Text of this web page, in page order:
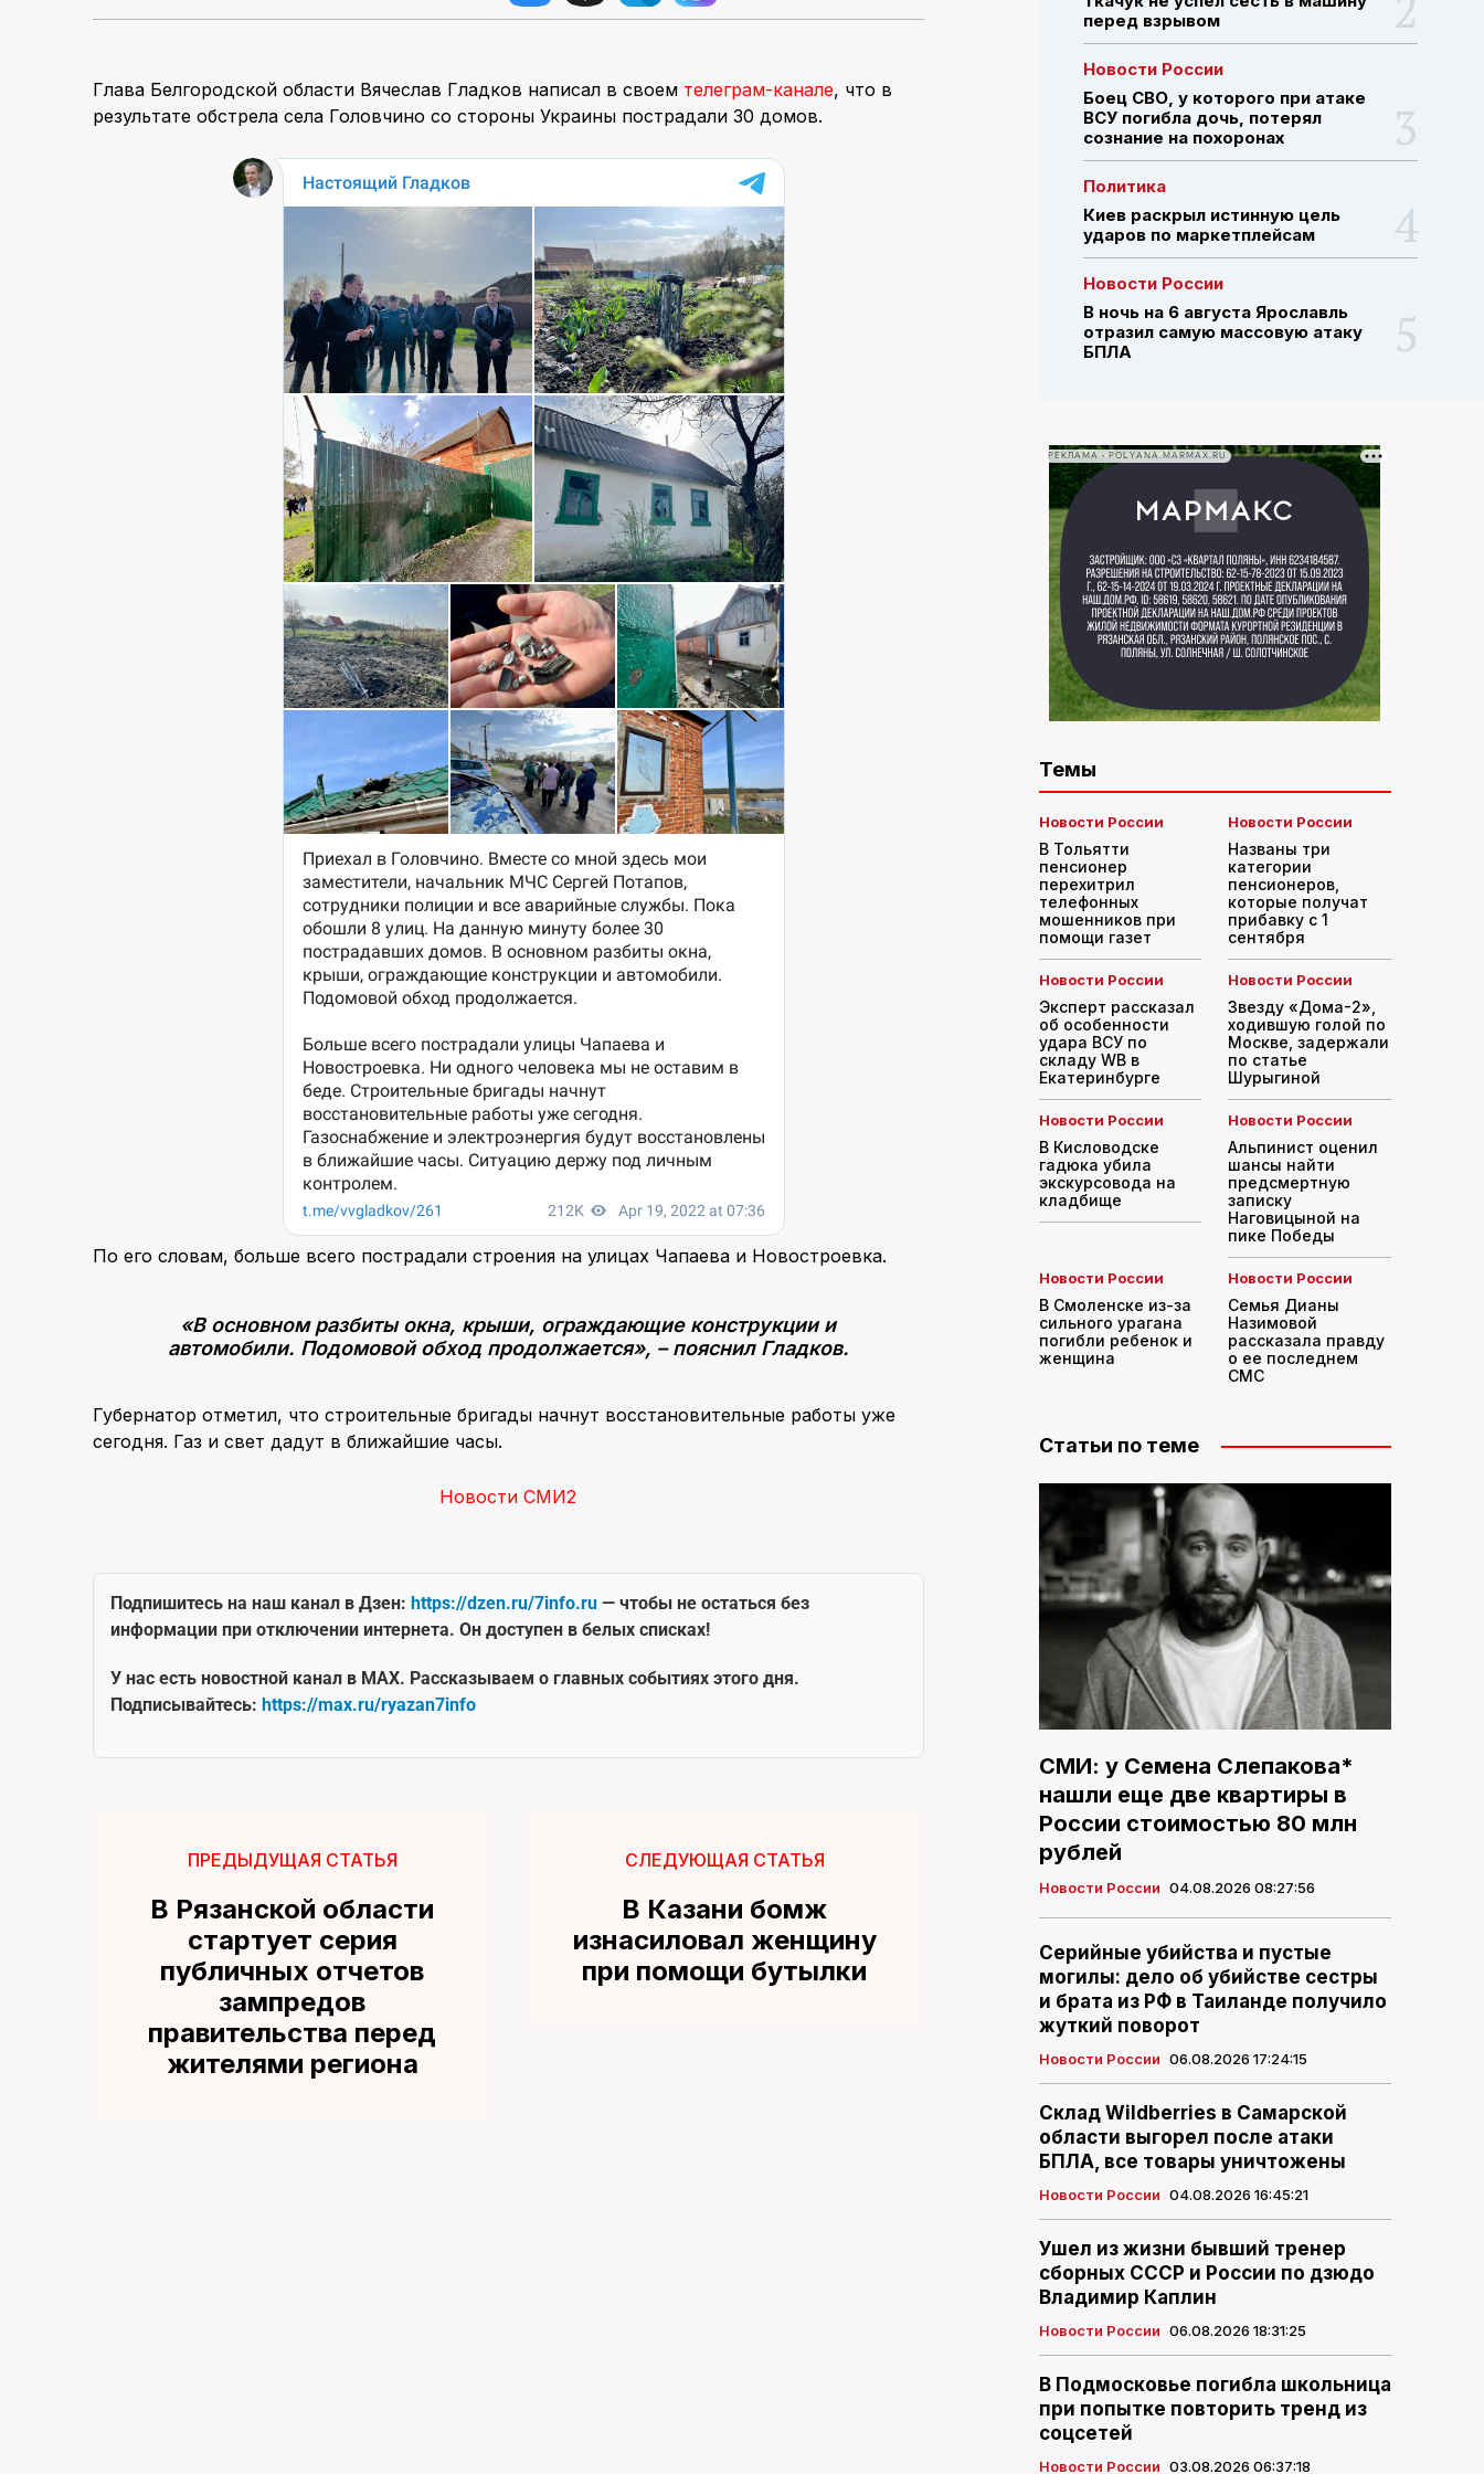
ПОИСК ПО САЙТУ
Глава Белгородской области Вячеслав Гладков написал в своем телеграм-канале, что в
результате обстрела села Головчино со стороны Украины пострадали 30 домов.
По его словам, больше всего пострадали строения на улицах Чапаева и Новостроевка.
«В основном разбиты окна, крыши, ограждающие конструкции и
автомобили. Подомовой обход продолжается», – пояснил Гладков.
Губернатор отметил, что строительные бригады начнут восстановительные работы уже
сегодня. Газ и свет дадут в ближайшие часы.
Новости СМИ2
Подпишитесь на наш канал в Дзен: https://dzen.ru/7info.ru — чтобы не остаться без
информации при отключении интернета. Он доступен в белых списках!
У нас есть новостной канал в MAX. Рассказываем о главных событиях этого дня.
Подписывайтесь: https://max.ru/ryazan7info
ПРЕДЫДУЩАЯ СТАТЬЯ
В Рязанской области
стартует серия
публичных отчетов
зампредов
правительства перед
жителями региона
СЛЕДУЮЩАЯ СТАТЬЯ
В Казани бомж
изнасиловал женщину
при помощи бутылки
перед взрывом
Новости России
Боец СВО, у которого при атаке
ВСУ погибла дочь, потерял
сознание на похоронах
Политика
Киев раскрыл истинную цель
ударов по маркетплейсам
Новости России
В ночь на 6 августа Ярославль
отразил самую массовую атаку
БПЛА
РЕКЛАМА • POLYANA.MARMAX.RU
Темы
Новости России
В Тольятти
пенсионер
перехитрил
телефонных
мошенников при
помощи газет
Новости России
Названы три
категории
пенсионеров,
которые получат
прибавку с 1
сентября
Новости России
Эксперт рассказал
об особенности
удара ВСУ по
складу WB в
Екатеринбурге
Новости России
Звезду «Дома-2»,
ходившую голой по
Москве, задержали
по статье
Шурыгиной
Новости России
В Кисловодске
гадюка убила
экскурсовода на
кладбище
Новости России
Альпинист оценил
шансы найти
предсмертную
записку
Наговицыной на
пике Победы
Новости России
В Смоленске из-за
сильного урагана
погибли ребенок и
женщина
Новости России
Семья Дианы
Назимовой
рассказала правду
о ее последнем
СМС
Статьи по теме
СМИ: у Семена Слепакова*
нашли еще две квартиры в
России стоимостью 80 млн
рублей
Новости России 04.08.2026 08:27:56
Серийные убийства и пустые
могилы: дело об убийстве сестры
и брата из РФ в Таиланде получило
жуткий поворот
Новости России 06.08.2026 17:24:15
Склад Wildberries в Самарской
области выгорел после атаки
БПЛА, все товары уничтожены
Новости России 04.08.2026 16:45:21
Ушел из жизни бывший тренер
сборных СССР и России по дзюдо
Владимир Каплин
Новости России 06.08.2026 18:31:25
В Подмосковье погибла школьница
при попытке повторить тренд из
соцсетей
Новости России 03.08.2026 06:37:18